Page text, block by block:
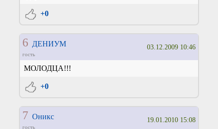
+0
6 ДЕНИУМ
гость
03.12.2009 10:46
МОЛОДЦА!!!
+0
7 Оникс
гость
19.01.2010 15:08